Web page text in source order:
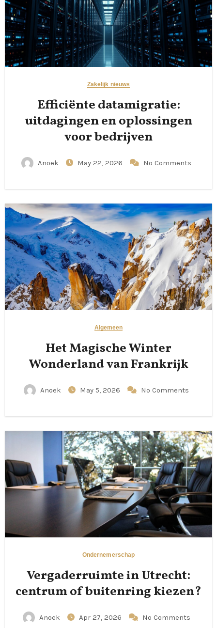
Zakelijk nieuws
Efficiënte datamigratie:
uitdagingen en oplossingen
voor bedrijven
Anoek May 22, 2026 No Comments
Algemeen
Het Magische Winter
Wonderland van Frankrijk
Anoek May 5, 2026 No Comments
Ondernemerschap
Vergaderruimte in Utrecht:
centrum of buitenring kiezen?
Anoek Apr 27, 2026 No Comments